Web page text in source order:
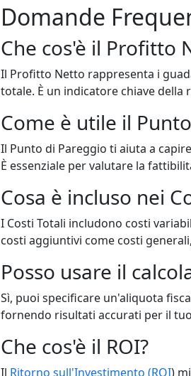
Domande
Che cos'è il Profitto
Il Profitto Netto rappresenta i
totale. È un indicatore chiave della
Come è utile il
Il Punto di Pareggio ti aiuta a
È essenziale per valutare la
Cosa è incluso nei
I Costi Totali includono costi
costi aggiuntivi come costi
Posso usare il
Sì, puoi specificare un'aliquota
fornendo risultati accurati per il
Che cos'è il ROI?
Il Ritorno sull'Investimento (ROI)